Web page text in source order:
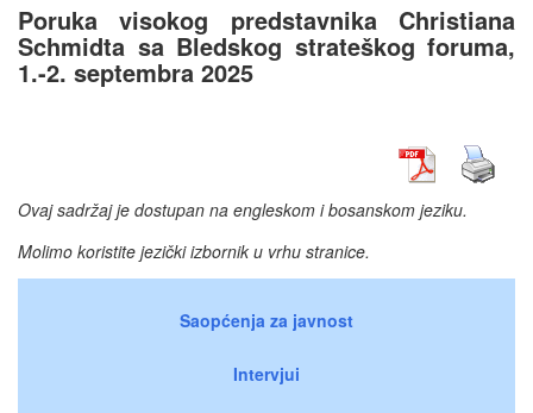
Poruka visokog predstavnika Christiana
Schmidta sa Bledskog strateškog foruma,
1.-2. septembra 2025
Ovaj sadržaj je dostupan na engleskom i bosanskom jeziku.
Molimo koristite jezički izbornik u vrhu stranice.
Saopćenja za javnost
Intervjui